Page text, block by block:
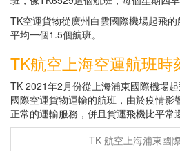
TK空運貨物從廣州白雲國際機場起飛的
平均一個1.5個航班。
TK航空上海空運航班時
TK 2021年2月份從上海浦東國際機場
國際空運貨物運輸的航班，由於疫情影
正常的運輸服務，併且貨運飛機比平常
TK 航空上海浦東國